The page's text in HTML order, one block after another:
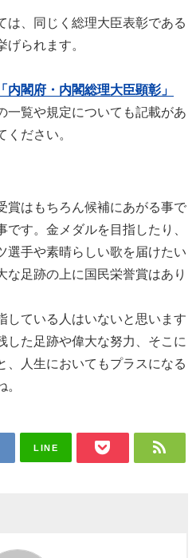
は、同じく総理大臣表彰である
げられます。
「内閣府・内閣総理大臣顕彰」
一覧や規定についても記載があ
ください。
賞はもちろん候補にあがる事で
す。金メダルを目指したり、
選手や素晴らしい歌を届けたい
な足跡の上に国民栄誉賞はあり
している人はいないと思います
した足跡や偉大な努力、そこに
、人生においてもプラスになる
。
LINE